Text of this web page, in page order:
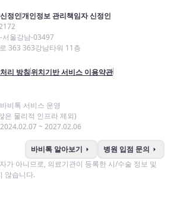
정인개인정보 관리책임자 신정인
서울강남-03497
363 363강남타워 11층
리 방침위치기반 서비스 이용약관
비톡 서비스 운영
은 물리적 인프라 제외)
~ 2027.02.06
바비톡 알아보기 arrow_right 병원 입점 문의 arrow_right
가 아니므로, 의료기관이 등록한 시/수술 정보 및
않습니다.